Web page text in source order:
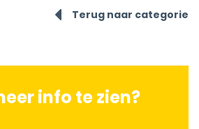
Terug naar categorie
info te zien?